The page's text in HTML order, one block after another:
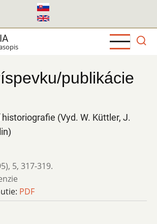
publikácie
(Vyd. W. Küttler, J.
, 5, 317-319.
PDF